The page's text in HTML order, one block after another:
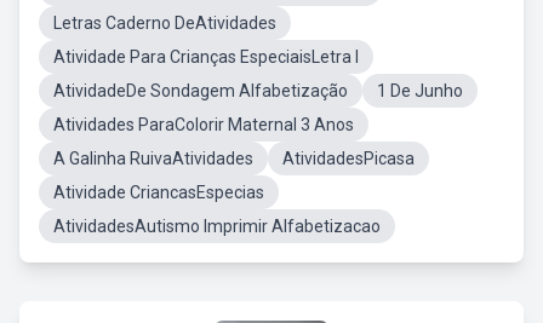
Letras Caderno DeAtividades
Atividade Para Crianças EspeciaisLetra I
AtividadeDe Sondagem Alfabetização
1 De Junho
Atividades ParaColorir Maternal 3 Anos
A Galinha RuivaAtividades
AtividadesPicasa
Atividade CriancasEspecias
AtividadesAutismo Imprimir Alfabetizacao